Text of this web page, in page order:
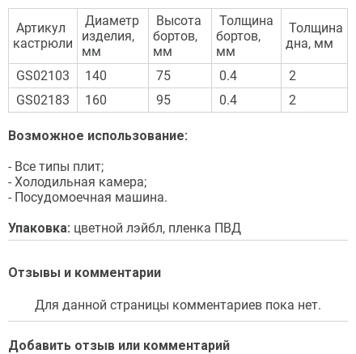
Артикул
кастрюли
Диаметр
изделия,
мм
Высота
бортов,
мм
Толщина
бортов,
мм
Толщина
дна, мм
GS02103 140 75 0.4
2
GS02183
160 95 0.4 2
Возможное использование:
- Все типы плит;
- Холодильная камера;
- Посудомоечная машина.
Упаковка: цветной лэйбл, пленка ПВД
Отзывы и комментарии
Для данной страницы комментариев пока нет.
Добавить отзыв или комментарий